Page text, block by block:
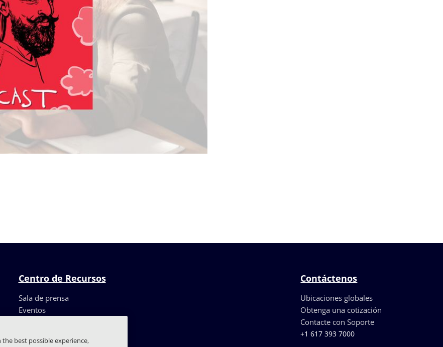
Centro de Recursos
Sala de prensa
Eventos
Contáctenos
Ubicaciones globales
Obtenga una cotización
Contacte con Soporte
+1 617 393 7000
best possible experience,